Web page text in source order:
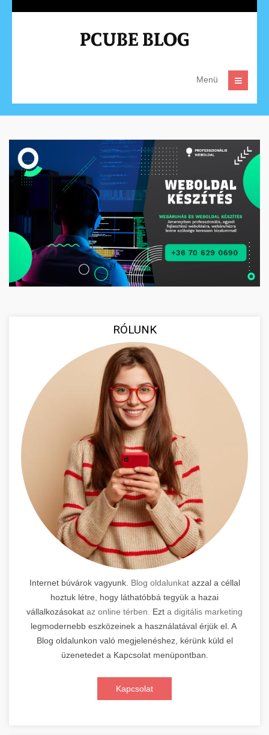
Menü
RÓLUNK
Internet búvárok vagyunk. Blog oldalunkatazzal a céllal
hoztuk létre, hogy láthatóbbá tegyük a hazai
vállalkozásokat az online térben. Ezt a digitális marketing
legmodernebb eszközeinek a használatával érjük el. A
Blog oldalunkon való megjelenéshez, kérünk küld el
üzenetedet a Kapcsolat menüpontban.
Kapcsolat